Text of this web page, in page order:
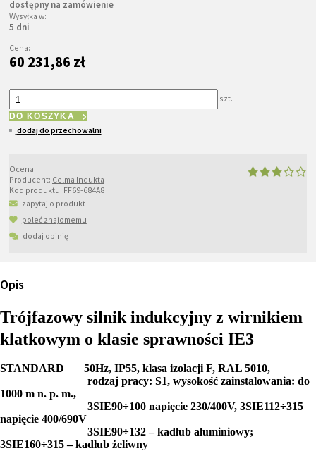
dostępny na zamówienie
Wysyłka w:
5 dni
Cena:
60 231,86 zł
szt.
DO KOSZYKA
dodaj do przechowalni
Ocena:
Producent: Celma Indukta
Kod produktu: FF69-684A8
zapytaj o produkt
poleć znajomemu
dodaj opinię
Opis
Trójfazowy silnik indukcyjny z wirnikiem
klatkowym o klasie sprawności IE3
STANDARD 50Hz, IP55, klasa izolacji F, RAL 5010,
rodzaj pracy: S1, wysokość zainstalowania: do
1000 m n. p. m.,
3SIE90÷100 napięcie 230/400V, 3SIE112÷315
napięcie 400/690V
3SIE90÷132 – kadłub aluminiowy;
3SIE160÷315 – kadłub żeliwny